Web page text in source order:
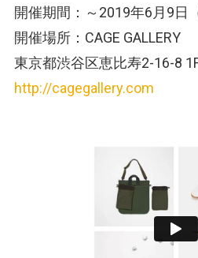
開催期間：～2019年6月9日
開催場所：CAGE GALLERY
東京都渋谷区恵比寿2-16-8
http://cagegallery.com